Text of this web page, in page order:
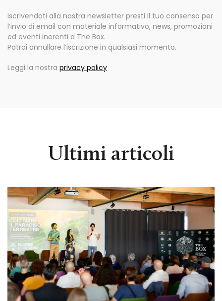
Iscrivendoti alla nostra newsletter presti il tuo consenso per
l’invio di email con materiale informativo, news, promozioni
ed eventi inerenti a The Box.
Potrai annullare l’iscrizione in qualsiasi momento.
Leggi la nostra privacy policy
Ultimi articoli